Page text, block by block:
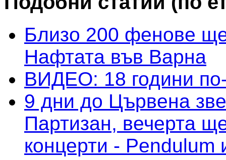
Близо 200 фенове
Нафтата във Варна
ВИДЕО: 18 години
9 дни до Цървена
Партизан, вечерта
концерти - Pendulum